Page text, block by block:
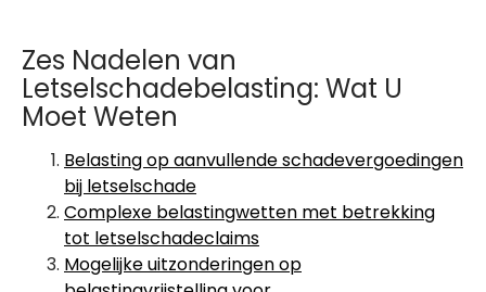
Zes Nadelen van
Letselschadebelasting: Wat U
Moet Weten
Belasting op aanvullende schadevergoedingen
bij letselschade
Complexe belastingwetten met betrekking
tot letselschadeclaims
Mogelijke uitzonderingen op